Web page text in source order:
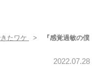
たワケ
『感覚過敏の僕
2022.07.28